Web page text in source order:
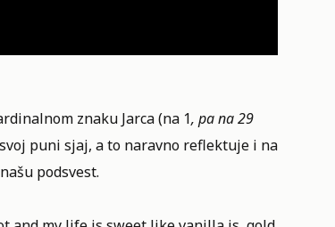
znaku Jarca (na 1, pa na 29
puni sjaj, a to naravno reflektuje i na
podsvest.